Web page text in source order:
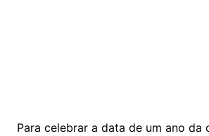
Para celebrar a data de um ano da